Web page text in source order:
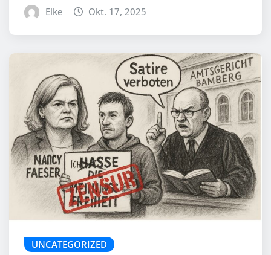
Elke Okt. 17, 2025
UNCATEGORIZED